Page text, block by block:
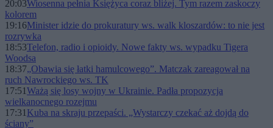
20:03Wiosenna pełnia Księżyca coraz bliżej. Tym razem zaskoczy
kolorem
19:16Minister idzie do prokuratury ws. walk kloszardów: to nie jest
rozrywka
18:53Telefon, radio i opioidy. Nowe fakty ws. wypadku Tigera
Woodsa
18:37„Obawia się łatki hamulcowego”. Matczak zareagował na
ruch Nawrockiego ws. TK
17:51Ważą się losy wojny w Ukrainie. Padła propozycja
wielkanocnego rozejmu
17:31 Kuba na skraju przepaści. „Wystarczy czekać aż dojdą do
ściany”